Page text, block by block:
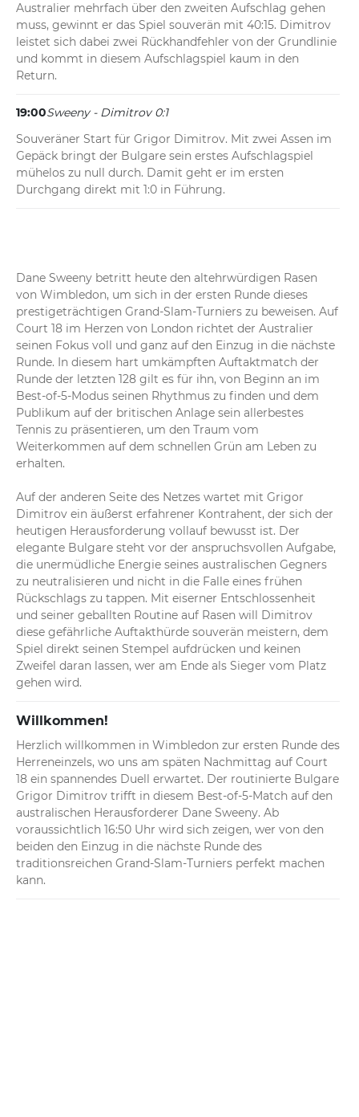
Australier mehrfach über den zweiten Aufschlag gehen
muss, gewinnt er das Spiel souverän mit 40:15. Dimitrov
leistet sich dabei zwei Rückhandfehler von der Grundlinie
und kommt in diesem Aufschlagspiel kaum in den
Return.
19:00Sweeny - Dimitrov 0:1
Souveräner Start für Grigor Dimitrov. Mit zwei Assen im
Gepäck bringt der Bulgare sein erstes Aufschlagspiel
mühelos zu null durch. Damit geht er im ersten
Durchgang direkt mit 1:0 in Führung.
Dane Sweeny betritt heute den altehrwürdigen Rasen
von Wimbledon, um sich in der ersten Runde dieses
prestigeträchtigen Grand-Slam-Turniers zu beweisen. Auf
Court 18 im Herzen von London richtet der Australier
seinen Fokus voll und ganz auf den Einzug in die nächste
Runde. In diesem hart umkämpften Auftaktmatch der
Runde der letzten 128 gilt es für ihn, von Beginn an im
Best-of-5-Modus seinen Rhythmus zu finden und dem
Publikum auf der britischen Anlage sein allerbestes
Tennis zu präsentieren, um den Traum vom
Weiterkommen auf dem schnellen Grün am Leben zu
erhalten.
Auf der anderen Seite des Netzes wartet mit Grigor
Dimitrov ein äußerst erfahrener Kontrahent, der sich der
heutigen Herausforderung vollauf bewusst ist. Der
elegante Bulgare steht vor der anspruchsvollen Aufgabe,
die unermüdliche Energie seines australischen Gegners
zu neutralisieren und nicht in die Falle eines frühen
Rückschlags zu tappen. Mit eiserner Entschlossenheit
und seiner geballten Routine auf Rasen will Dimitrov
diese gefährliche Auftakthürde souverän meistern, dem
Spiel direkt seinen Stempel aufdrücken und keinen
Zweifel daran lassen, wer am Ende als Sieger vom Platz
gehen wird.
Willkommen!
Herzlich willkommen in Wimbledon zur ersten Runde des
Herreneinzels, wo uns am späten Nachmittag auf Court
18 ein spannendes Duell erwartet. Der routinierte Bulgare
Grigor Dimitrov trifft in diesem Best-of-5-Match auf den
australischen Herausforderer Dane Sweeny. Ab
voraussichtlich 16:50 Uhr wird sich zeigen, wer von den
beiden den Einzug in die nächste Runde des
traditionsreichen Grand-Slam-Turniers perfekt machen
kann.